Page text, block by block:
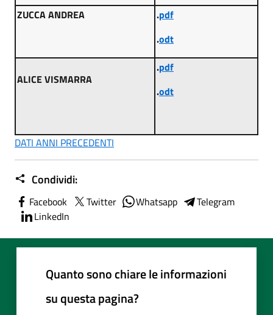
ZUCCA ANDREA .pdf
.odt
ALICE VISMARRA
.pdf
.odt
DATI ANNI PRECEDENTI
Condividi:
Facebook Twitter Whatsapp
Telegram
LinkedIn
Quanto sono chiare le informazioni
su questa pagina?